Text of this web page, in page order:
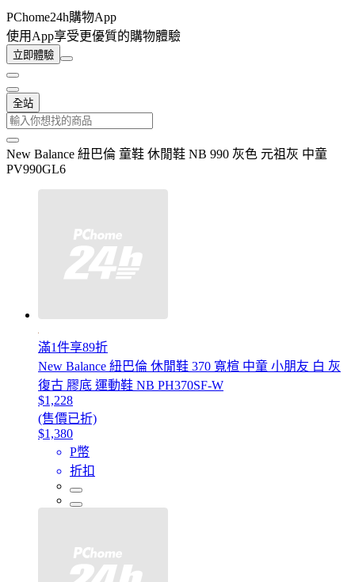
PChome24h購物App
使用App享受更優質的購物體驗
立即體驗
全站
New Balance 紐巴倫 童鞋 休閒鞋 NB 990 灰色 元祖灰 中童
PV990GL6
滿1件享89折
New Balance 紐巴倫 休閒鞋 370 寬楦 中童 小朋友 白 灰
復古 膠底 運動鞋 NB PH370SF-W
$1,228
(售價已折)
$1,380
P幣
折扣